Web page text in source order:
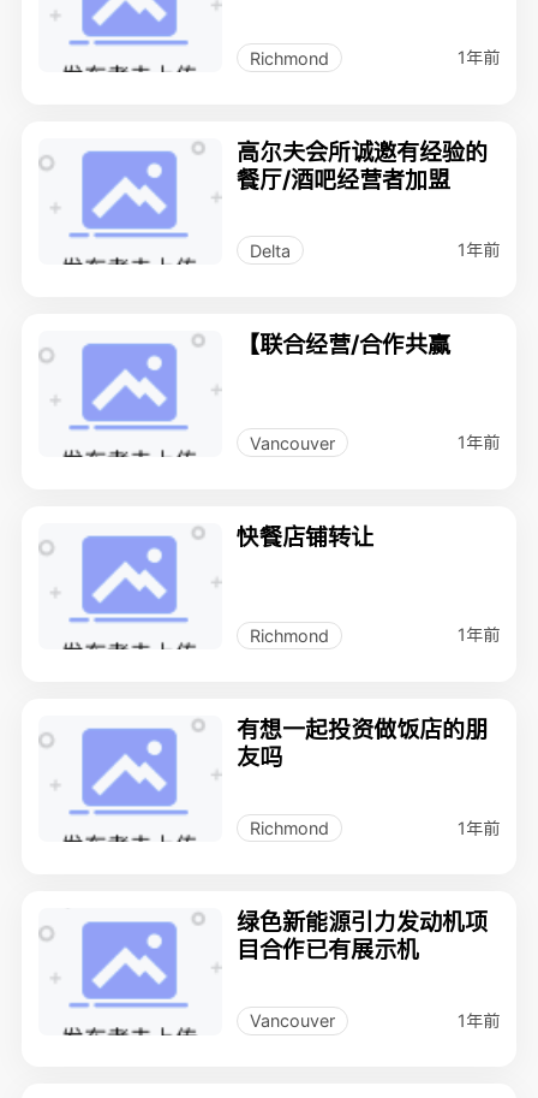
Richmond 1年前
高尔夫会所诚邀有经验的
餐厅/酒吧经营者加盟
Delta 1年前
【联合经营/合作共赢
Vancouver 1年前
快餐店铺转让
Richmond 1年前
有想一起投资做饭店的朋
友吗
Richmond 1年前
绿色新能源引力发动机项
目合作已有展示机
Vancouver 1年前